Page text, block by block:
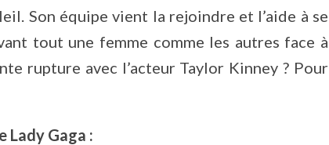
Son équipe vient la rejoindre et l’aide à se
tout une femme comme les autres face à
rupture avec l’acteur Taylor Kinney ? Pour
Lady Gaga :